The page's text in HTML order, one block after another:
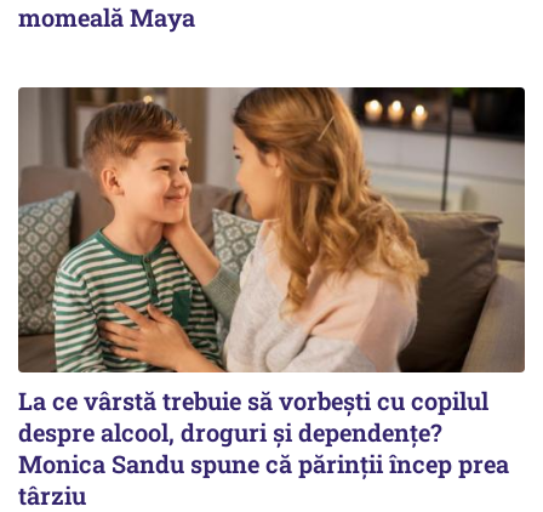
momeală Maya
La ce vârstă trebuie să vorbești cu copilul
despre alcool, droguri și dependențe?
Monica Sandu spune că părinții încep prea
târziu